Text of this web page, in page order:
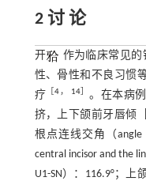
2 讨 论
开 作为临床常见的
性、骨性和不良习惯
疗 ［4， 14］ 。在本病
挤，上下颌前牙唇倾
根点连线交角（angle
central incisor and the
U1-SN）：116.9°；